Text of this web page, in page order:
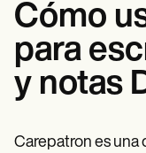
Cómo
para
y notas
Carepatron es una